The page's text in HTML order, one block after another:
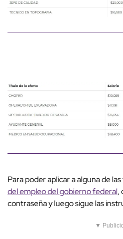
Para poder aplicar a alguna de
del empleo del gobierno federal,
contraseña y luego sigue las
▼